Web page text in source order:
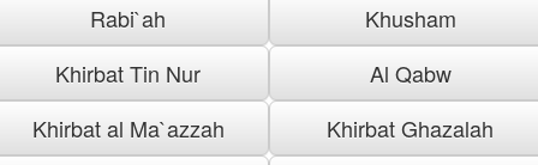
Rabi`ah
Khusham
Khirbat Tin Nur
Al Qabw
Khirbat al Ma`azzah
Khirbat Ghazalah